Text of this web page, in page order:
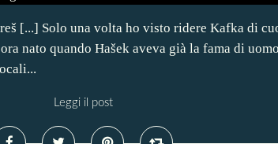
[...] Solo una volta ho visto ridere Kafka di
nato quando Hašek aveva già la fama di
Leggi il post